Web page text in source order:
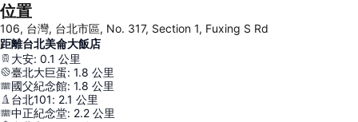
位置
106, 台灣, 台北市區, No. 317, Section 1, Fuxing S Rd
距離台北美侖大飯店
大安: 0.1 公里
臺北大巨蛋: 1.8 公里
國父紀念館: 1.8 公里
台北101: 2.1 公里
中正紀念堂: 2.2 公里